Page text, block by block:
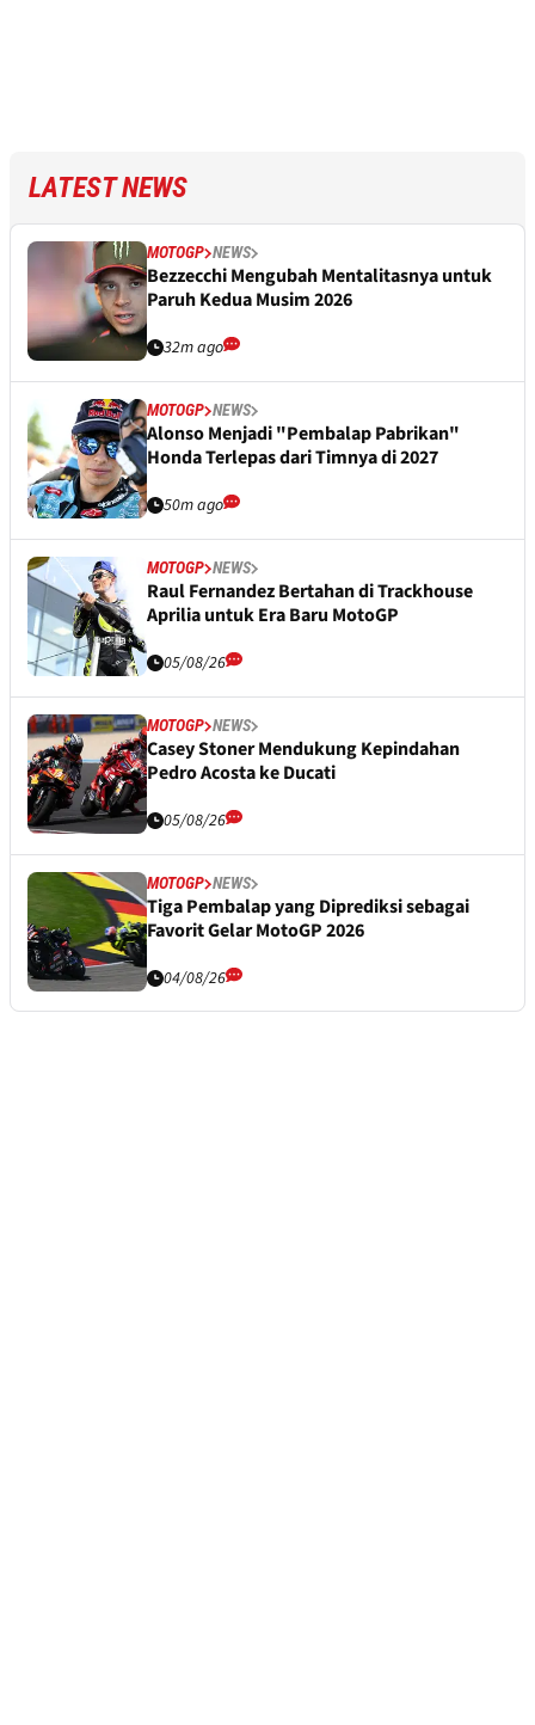
LATEST NEWS
MOTOGP NEWS
Bezzecchi Mengubah Mentalitasnya untuk
Paruh Kedua Musim 2026
32m ago
MOTOGP NEWS
Alonso Menjadi "Pembalap Pabrikan"
Honda Terlepas dari Timnya di 2027
50m ago
MOTOGP NEWS
Raul Fernandez Bertahan di Trackhouse
Aprilia untuk Era Baru MotoGP
05/08/26
MOTOGP NEWS
Casey Stoner Mendukung Kepindahan
Pedro Acosta ke Ducati
05/08/26
MOTOGP NEWS
Tiga Pembalap yang Diprediksi sebagai
Favorit Gelar MotoGP 2026
04/08/26